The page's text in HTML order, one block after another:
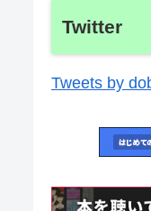
Twitter
Tweets by